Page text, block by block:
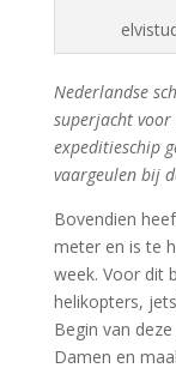
Nederlandse
superjacht voor
expeditieschip
vaargeulen bij
Bovendien
meter en is te
week. Voor dit
helikopters,
Begin van
Damen en